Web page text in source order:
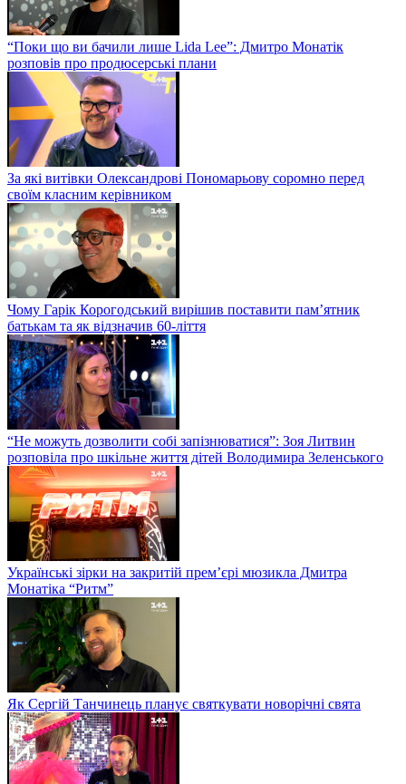
“Поки що ви бачили лише Lida Lee”: Дмитро Монатік
розповів про продюсерські плани
За які витівки Олександрові Пономарьову соромно перед
своїм класним керівником
Чому Гарік Корогодський вирішив поставити пам’ятник
батькам та як відзначив 60-ліття
“Не можуть дозволити собі запізнюватися”: Зоя Литвин
розповіла про шкільне життя дітей Володимира Зеленського
Українські зірки на закритій прем’єрі мюзикла Дмитра
Монатіка “Ритм”
Як Сергій Танчинець планує святкувати новорічні свята